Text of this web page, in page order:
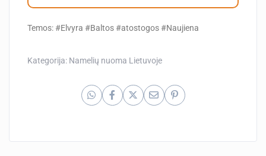
Temos: #Elvyra #Baltos #atostogos #Naujiena
Kategorija: Namelių nuoma Lietuvoje